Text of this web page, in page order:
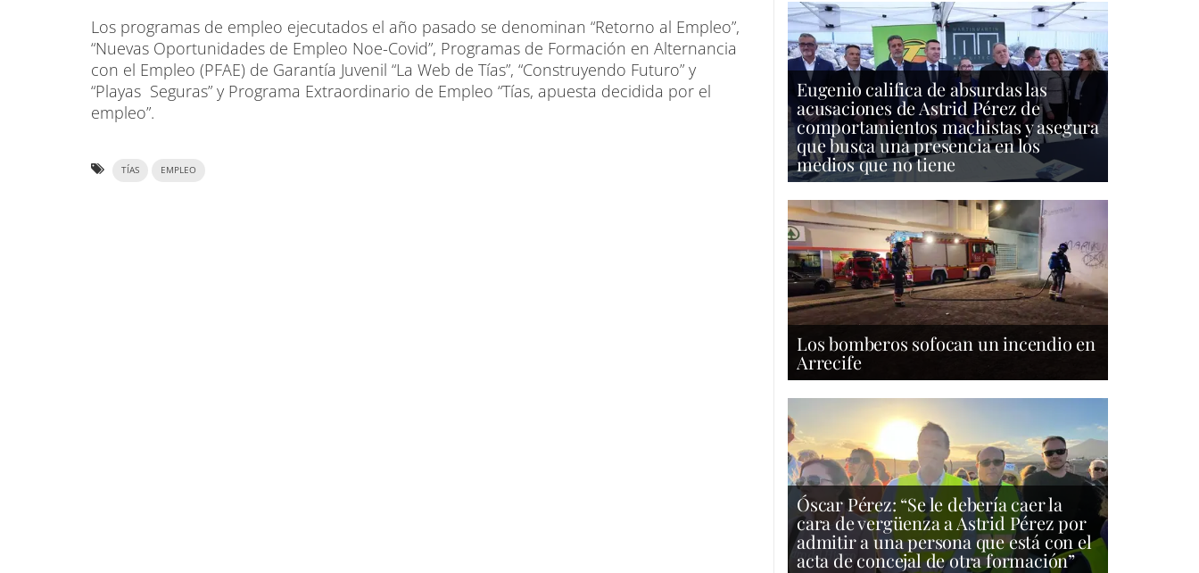
Los programas de empleo ejecutados el año pasado se denominan “Retorno al Empleo”,
“Nuevas Oportunidades de Empleo Noe-Covid”, Programas de Formación en Alternancia
con el Empleo (PFAE) de Garantía Juvenil “La Web de Tías”, “Construyendo Futuro” y
“Playas Seguras” y Programa Extraordinario de Empleo “Tías, apuesta decidida por el
empleo”.
TÍAS EMPLEO
Eugenio califica de absurdas las
acusaciones de Astrid Pérez de
comportamientos machistas y asegura
que busca una presencia en los
medios que no tiene
Los bomberos sofocan un incendio en
Arrecife
Óscar Pérez: “Se le debería caer la
cara de vergüenza a Astrid Pérez por
admitir a una persona que está con el
acta de concejal de otra formación”